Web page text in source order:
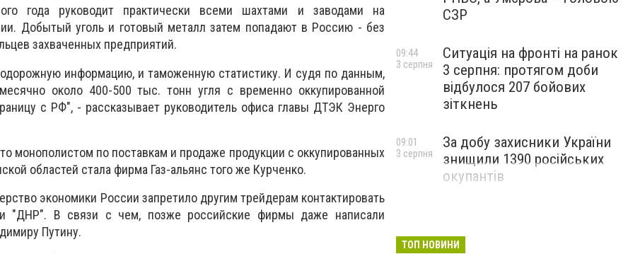
года руководит практически всеми шахтами и заводами на
Добытый уголь и готовый металл затем попадают в Россию - без
захваченных предприятий.
информацию, и таможенную статистику. И судя по данным,
около 400-500 тыс. тонн угля с временно оккупированной
с РФ", - рассказывает руководитель офиса главы ДТЭК Энерго
монополистом по поставкам и продаже продукции с оккупированных
областей стала фирма Газ-альянс того же Курченко.
экономики России запретило другим трейдерам контактировать
"ДНР". В связи с чем, позже российские фирмы даже написали
Путину.
СЗР
Ситуація на фронті на ранок
3 серпня: протягом доби
відбулося 207 бойових
зіткнень
09:44
3 серпня
За добу захисники України
знищили 1390 російських
окупантів
09:01
3 серпня
ТОП НОВИНИ